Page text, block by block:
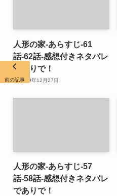
人形の家-あらすじ-61
話-62話-感想付きネタバレ
でありで！
2019年12月27日
人形の家-あらすじ-57
話-58話-感想付きネタバレ
でありで！
前の記事